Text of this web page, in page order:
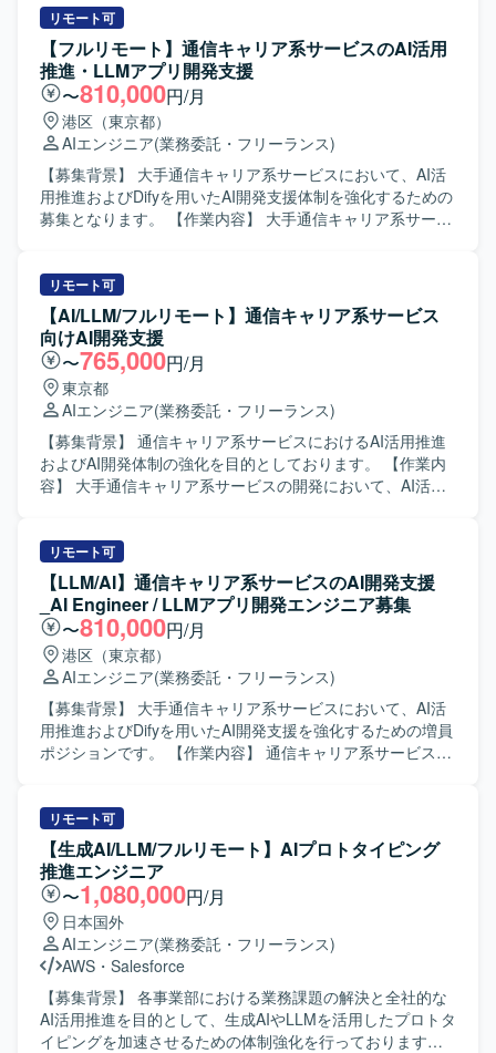
装、要件や依頼内容をプロンプトへ適切に落とし込み実装
へつなげる業務、アジャイル開発体制での継続的なサービ
ス改善、必要に応じた仕様整理および技術的な提案などを
行っていただきます。 【求める人物像】 AI支援ツールを積
極的に活用しながら開発を推進できる方、要望を適切に構
造化しプロンプト設計に落とし込める方、長期的なプロジ
ェクトにおいて自走してタスクを進められる方を求めてお
ります。 【ポジションの魅力】 AI駆動開発環境やGitHub
Copilotなどの最新ツールを活用しながら開発できる点が魅
力です。通信キャリア系サービスという大規模なサービス
方でスキルアップが期待できます。 【開発環境】 Vue.jsベ
ースのシステムを中心に、GitHub CopilotやAWSを利用した
アジャイル（Scrum）開発体制となります。
リモート可
【フルリモート】通信キャリア系サービスのAI活用
推進・LLMアプリ開発支援
〜810,000円/月
港区（東京都）
AIエンジニア(業務委託・フリーランス)
【募集背景】 大手通信キャリア系サービスにおいて、AI活
用推進およびDifyを用いたAI開発支援体制を強化するための
募集となります。 【作業内容】 大手通信キャリア系サービ
題解決を推進していただきます。ローカル開発環境の構築
から、AI/LLMアプリケーションの開発、テストおよび評価
までを一貫してご担当いただきます。既存プロジェクトの
引き継ぎを行い、その後の継続開発や改善対応を実施して
いただきます。また、クライアントの運用方針やプロセス
に沿った形でプロジェクトを推進し、要望の整理や調整を
行いながら開発を進めていただきます。 【求める人物像】
AI/LLM技術への関心が高く、新しいツールや手法を主体的
にキャッチアップしながら開発を推進できる方を求めてい
ます。ローカル環境構築やAIテスト・評価までを自走でき
す。クライアントとのコミュニケーションを通じて要件や
課題を整理し、柔軟かつ主体的に行動できる方が望ましい
です。 【ポジションの魅力】 大手通信キャリア系サービス
において、生成AIやLLMを活用したアプリケーション開発
に深く関わることができるポジションです。利用環境やセ
キュリティ要件などの制約がある中で、AI駆動開発の実現
に向けた技術検証や課題解決に取り組むことで、実践的な
知見を蓄積できます。Difyをはじめとした最新のAI開発ツー
ルや評価手法を活用しながら、AIエンジニアとしてのスキ
ルを高めていただけます。 【開発環境】 Difyや各種LLMを
や評価ツールを用いて品質検証を実施いたします。API連携
やプロンプトおよびワークフロー設計を通じて、AIアプリ
ケーションの機能拡張や改善に取り組んでいただきます。
リモート可
【AI/LLM/フルリモート】通信キャリア系サービス
向けAI開発支援
〜765,000円/月
東京都
AIエンジニア(業務委託・フリーランス)
【募集背景】 通信キャリア系サービスにおけるAI活用推進
およびAI開発体制の強化を目的としております。 【作業内
容】 大手通信キャリア系サービスの開発において、AI活用
動開発の実現に向けた技術検証や課題解決を推進いただき
ます。 想定される具体的な作業としては、ローカル環境構
築、AI/LLMアプリケーションの開発、AIテストおよび評
価、既存プロジェクトの引き継ぎおよび継続対応、クライ
アントの運用に沿ったプロジェクト推進などがあります。
【求める人物像】 AI/LLM領域の技術トレンドに関心を持
ち、自走してキャッチアップできる方を求めております。
制約条件が多い環境下でも主体的に課題を発見し、粘り強
く解決に取り組める方です。 クライアントやチームと円滑
にコミュニケーションを取りながら、継続的なサービス改
を活用した先進的な取り組みに関わることができます。 AI
駆動開発の技術検証から実運用を見据えた開発まで幅広く
経験でき、AIアプリケーション開発のスキルを総合的に高
めることができます。 Difyをはじめとする最新のAI開発基
盤やツールを用いた実践的な開発経験を積むことができま
す。 【開発環境】 Dify、LLM/生成AIアプリ、ローカル開発
環境、AIテスト・評価ツール、API連携、プロンプトおよび
ワークフロー設計などの環境で開発を行います。
リモート可
【LLM/AI】通信キャリア系サービスのAI開発支援
_AI Engineer / LLMアプリ開発エンジニア募集
〜810,000円/月
港区（東京都）
AIエンジニア(業務委託・フリーランス)
【募集背景】 大手通信キャリア系サービスにおいて、AI活
用推進およびDifyを用いたAI開発支援を強化するための増員
ポジションです。 【作業内容】 通信キャリア系サービスに
発、AIテストおよび評価の実施、既存プロジェクトの引き
継ぎと継続対応、クライアントの運用に沿ったプロジェク
ト推進などをご担当いただきます。 【求める人物像】
AI/LLM領域の技術動向に関心が高く、自ら課題を発見し主
体的に解決へと導いていける方を求めています。複数ステ
ークホルダーとのコミュニケーションを円滑に行いなが
ら、クライアントの要望を踏まえた提案や改善を進められ
る方が望ましいです。 【ポジションの魅力】 利用環境やセ
キュリティ要件による制約がある中で、AI駆動開発の実現
に向けた技術検証や課題解決をリードできる、チャレンジ
ングなポジションです。Difyや生成AIアプリケーションなど
リモート可
【生成AI/LLM/フルリモート】AIプロトタイピング
推進エンジニア
〜1,080,000円/月
日本国外
AIエンジニア(業務委託・フリーランス)
AWS ・ Salesforce
【募集背景】 各事業部における業務課題の解決と全社的な
AI活用推進を目的として、生成AIやLLMを活用したプロトタ
イピングを加速させるための体制強化を行っております。